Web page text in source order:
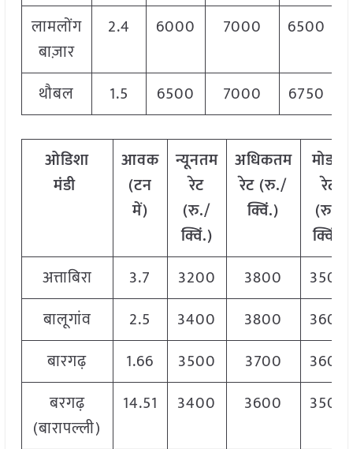
लामलोंग
बाज़ार
2.4 6000 7000 6500
थौबल 1.5 6500 7000 6750
ओडिशा
मंडी
आवक
(टन
में)
न्यूनतम
रेट
(रु./
क्विं.)
अधिकतम
रेट (रु./
क्विं.)
मोडल
रेट
(रु./
क्विं.)
अत्ताबिरा
3.7 3200 3800
3500
बालूगांव
2.5 3400 3800
3600
बारगढ़
1.66 3500 3700
3600
बरगढ़
(बारापल्ली)
14.51 3400 3600 3500